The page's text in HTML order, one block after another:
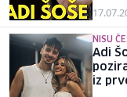
NISU
Adi
iz